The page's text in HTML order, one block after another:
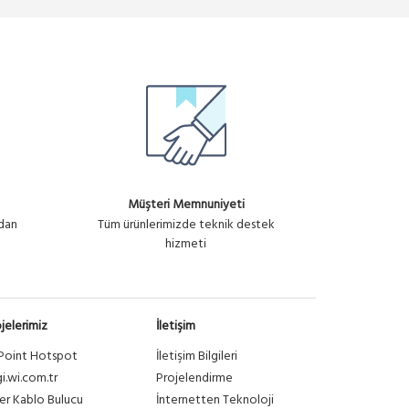
Müşteri Memnuniyeti
Tüm ürünlerimizde teknik destek
hizmeti
Hotspot
Kablo Bulucu
İletişim
İletişim Bilgileri
Projelendirme
İnternetten Teknoloji